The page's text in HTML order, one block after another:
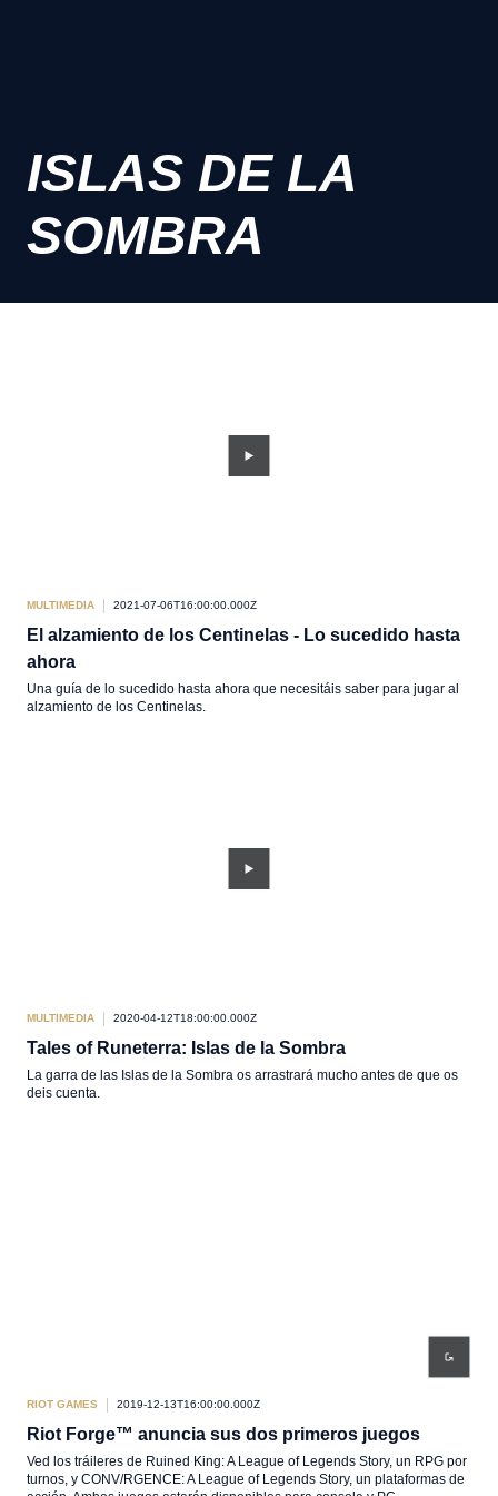
ISLAS DE LA
SOMBRA
MULTIMEDIA 2021-07-06T16:00:00.000Z
El alzamiento de los Centinelas - Lo sucedido hasta
ahora
Una guía de lo sucedido hasta ahora que necesitáis saber para jugar al
alzamiento de los Centinelas.
MULTIMEDIA 2020-04-12T18:00:00.000Z
Tales of Runeterra: Islas de la Sombra
La garra de las Islas de la Sombra os arrastrará mucho antes de que os
deis cuenta.
RIOT GAMES 2019-12-13T16:00:00.000Z
Riot Forge™ anuncia sus dos primeros juegos
Ved los tráileres de Ruined King: A League of Legends Story, un RPG por
turnos, y CONV/RGENCE: A League of Legends Story, un plataformas de